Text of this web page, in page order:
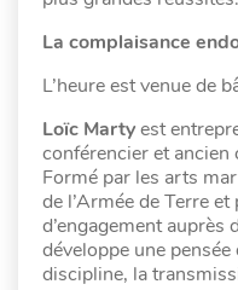
La complaisance
L’heure est venue de
Loïc Martyest
conférencier et
Formé par les arts
de l’Armée de Terre
d’engagement auprès
développe une
discipline, la